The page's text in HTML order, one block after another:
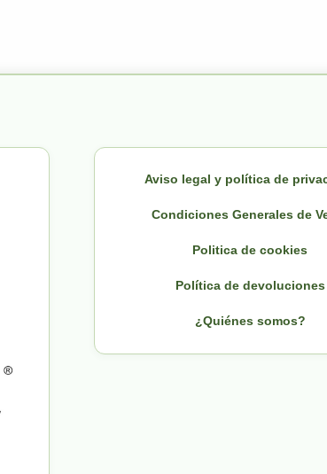
Aviso legal y política de
Condiciones Generales de
Politica de cookies
Política de devoluciones
¿Quiénes somos?